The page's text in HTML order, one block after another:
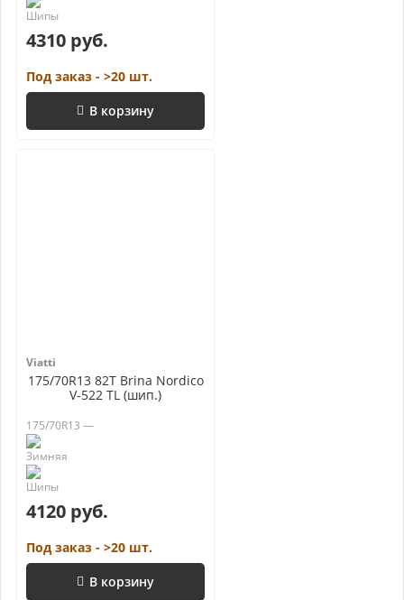
4310 руб.
Под заказ - >20 шт.
В корзину
Viatti
175/70R13 82T Brina Nordico
V-522 TL (шип.)
175/70R13 —
4120 руб.
Под заказ - >20 шт.
В корзину